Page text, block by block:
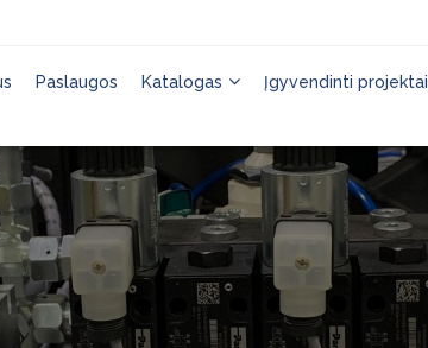
Paslaugos Katalogas Įgyvendinti projektai